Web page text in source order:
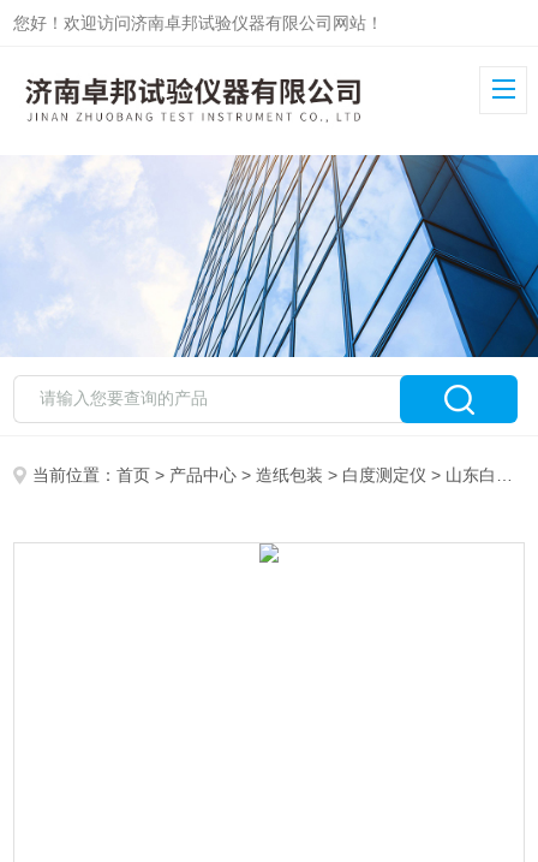
您好！欢迎访问济南卓邦试验仪器有限公司网站！
当前位置：首页 > 产品中心 >造纸包装 > 白度测定仪 > 山东白度测定仪ZB-BD